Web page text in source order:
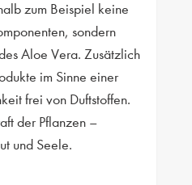
zum Beispiel keine
sondern
Aloe Vera. Zusätzlich
im Sinne einer
frei von Duftstoffen.
der Pflanzen –
und Seele.